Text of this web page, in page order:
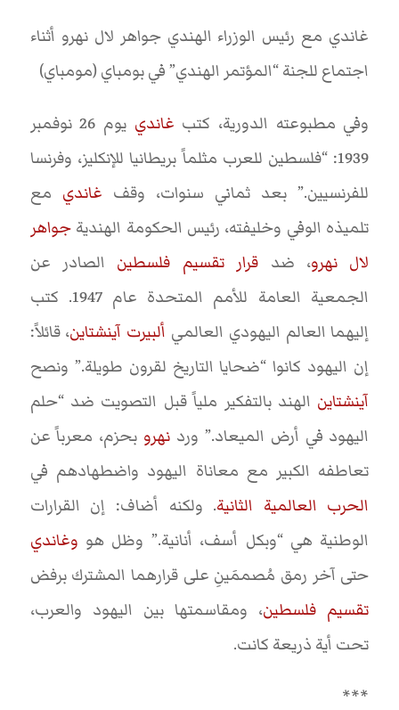
غاندي مع رئيس الوزراء الهندي جواهر لال نهرو أثناء
اجتماع للجنة “المؤتمر الهندي” في بومباي (مومباي)
وفي مطبوعته الدورية، كتب غاندي
يوم 26 نوفمبر
1939: “فلسطين للعرب مثلماً بريطانيا للإنكليز، وفرنسا
للفرنسيين.” بعد ثماني سنوات، وقف غاندي مع
تلميذه الوفي وخليفته، رئيس الحكومة الهنديةجواهر
لال نهرو، ضد قرار تقسيم فلسطين الصادر عن
الجمعية العامة للأمم المتحدة عام 1947. كتب
إليهما العالم اليهودي العالمي ألبيرت آينشتاين، قائلاً:
إن اليهود كانوا “ضحايا التاريخ لقرون طويلة.” ونصح
آينشتاين الهند بالتفكير ملياً قبل التصويت ضد “حلم
اليهود في أرض الميعاد.” ورد نهرو بحزم، معرباً عن
تعاطفه الكبير مع معاناة اليهود واضطهادهم في
الحرب العالمية الثانية. ولكنه أضاف: إن القرارات
الوطنية هي “وبكل أسف، أنانية.” وظل هو وغاندي
حتى آخر رمق مُصممَينِ على قرارهما المشترك برفض
تقسيم فلسطين، ومقاسمتها بين اليهود والعرب،
تحت أية ذريعة كانت.
***